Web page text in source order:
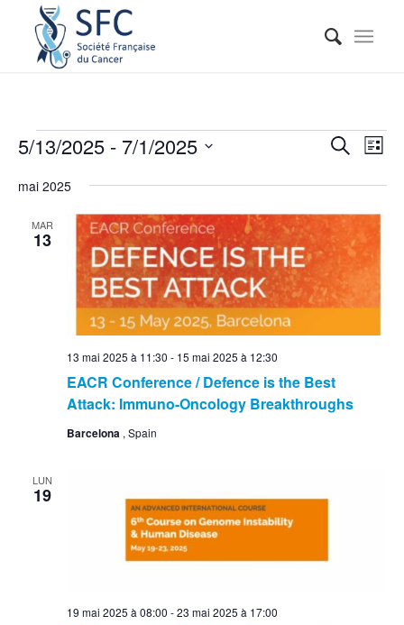
de
vues
Recherche
de
Liste
5/13/2025 - 7/1/2025
une
mai 2025
MAR
13
EACR Conference / Defence is the Best
Attack: Immuno-Oncology Breakthroughs
13 mai 2025 à 11:30 - 15 mai 2025 à 12:30
Barcelona , Spain
LUN
19
19 mai 2025 à 08:00 -23 mai 2025 à 17:00